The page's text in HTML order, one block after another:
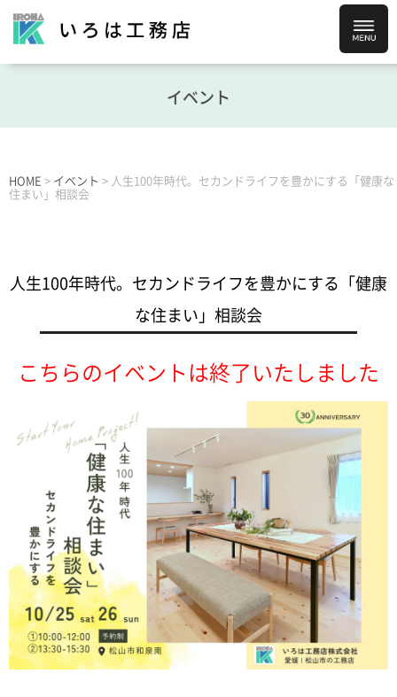
イベント
HOME > イベント > 人生100年時代。セカンドライフを豊かにする「健康な
住まい」相談会
人生100年時代。セカンドライフを豊かにする「健康
な住まい」相談会
こちらのイベントは終了いたしました